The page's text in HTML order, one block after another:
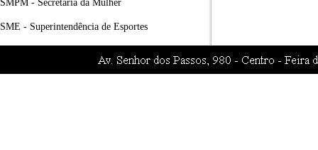
SMPM - Secretaria da Mulher
SME - Superintendência de Esportes